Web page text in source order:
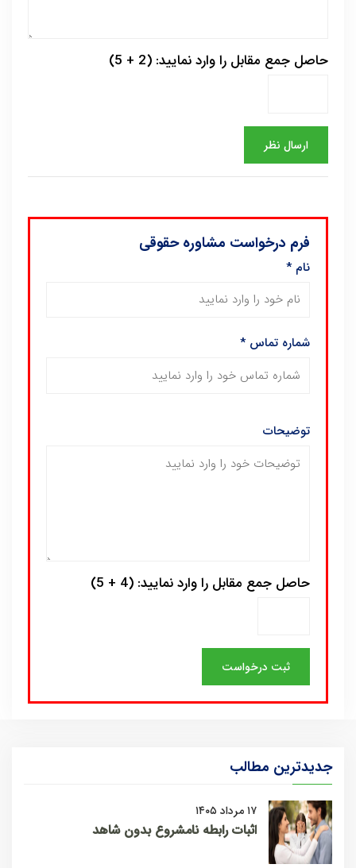
حاصل جمع مقابل را وارد نمایید: (2 + 5)
فرم درخواست مشاوره حقوقی
نام*
شماره تماس*
توضیحات
حاصل جمع مقابل را وارد نمایید: (4 + 5)
جدیدترین مطالب
۱۷ مرداد ۱۴۰۵
اثبات رابطه نامشروع بدون شاهد